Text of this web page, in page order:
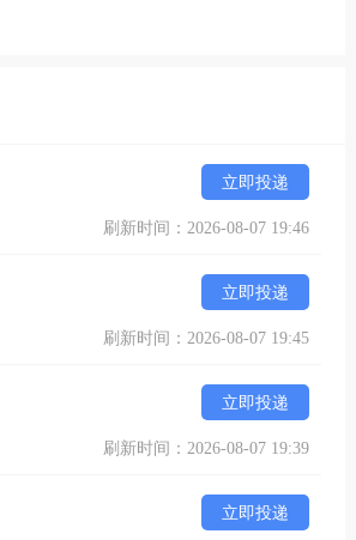
立即投递
刷新时间：2026-08-07 19:46
立即投递
刷新时间：2026-08-07 19:45
立即投递
刷新时间：2026-08-07 19:39
立即投递